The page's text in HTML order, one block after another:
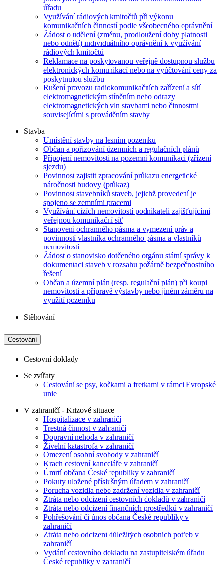
úřadu
Využívání rádiových kmitočtů při výkonu
komunikačních činností podle všeobecného oprávnění
Žádost o udělení (změnu, prodloužení doby platnosti
nebo odnětí) individuálního oprávnění k využívání
rádiových kmitočtů
Reklamace na poskytovanou veřejně dostupnou službu
elektronických komunikací nebo na vyúčtování ceny za
poskytnutou službu
Rušení provozu radiokomunikačních zařízení a sítí
elektromagnetickým stíněním nebo odrazy
elektromagnetických vln stavbami nebo činnostmi
souvisejícími s prováděním stavby
Stavba
Umístění stavby na lesním pozemku
Občan a pořizování územních a regulačních plánů
Připojení nemovitosti na pozemní komunikaci (zřízení
sjezdu)
Povinnost zajistit zpracování průkazu energetické
náročnosti budovy (průkaz)
Povinnost stavebníků staveb, jejichž provedení je
spojeno se zemními pracemi
Využívání cizích nemovitostí podnikateli zajišťujícími
veřejnou komunikační síť
Stanovení ochranného pásma a vymezení práv a
povinností vlastníka ochranného pásma a vlastníků
nemovitostí
Žádost o stanovisko dotčeného orgánu státní správy k
dokumentaci staveb v rozsahu požárně bezpečnostního
řešení
Občan a územní plán (resp. regulační plán) při koupi
nemovitosti a přípravě výstavby nebo jiném záměru na
využití pozemku
Stěhování
Cestování
Cestovní doklady
Se zvířaty
Cestování se psy, kočkami a fretkami v rámci Evropské
unie
V zahraničí - Krizové situace
Hospitalizace v zahraničí
Trestná činnost v zahraničí
Dopravní nehoda v zahraničí
Živelní katastrofa v zahraničí
Omezení osobní svobody v zahraničí
Krach cestovní kanceláře v zahraničí
Úmrtí občana České republiky v zahraničí
Pokuty uložené příslušným úřadem v zahraničí
Porucha vozidla nebo zadržení vozidla v zahraničí
Ztráta nebo odcizení cestovních dokladů v zahraničí
Ztráta nebo odcizení finančních prostředků v zahraničí
Pohřešování či únos občana České republiky v
zahraničí
Ztráta nebo odcizení důležitých osobních potřeb v
zahraničí
Vydání cestovního dokladu na zastupitelském úřadu
České republiky v zahraničí